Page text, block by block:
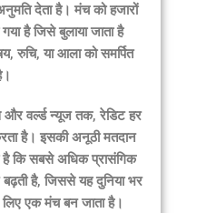
देता है। मंच को हजारों
है जिसे बुलाया जाता है
रुचि, या आला को समर्पित
और वर्ल्ड न्यूज तक, रेडिट हर
है। इसकी अनूठी मतदान
है कि सबसे अधिक प्रासंगिक
है, जिससे यह दुनिया भर
एक मंच बन जाता है।